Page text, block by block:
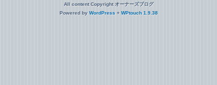
All content Copyright オーナーズブログ
Powered by WordPress + WPtouch 1.9.38